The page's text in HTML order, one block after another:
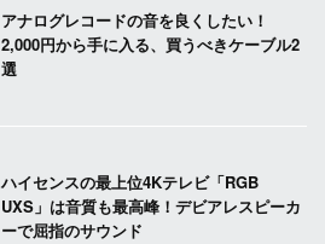
アナログレコードの音を良くしたい！
2,000円から手に入る、買うべきケーブル2
選
ハイセンスの最上位4Kテレビ「RGB
UXS」は音質も最高峰！デビアレスピーカ
ーで屈指のサウンド